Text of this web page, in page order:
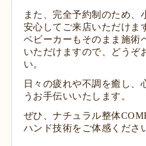
また、完全予約制のため、
安心してご来店いただけま
ベビーカーもそのまま施術
いただけますので、どうぞ
い。
日々の疲れや不調を癒し、
うお手伝いいたします。
ぜひ、ナチュラル整体
ハンド技術をご体感くださ